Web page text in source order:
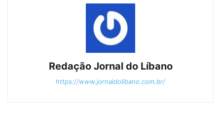
Redação Jornal do Líbano
https://www.jornaldolibano.com.br/